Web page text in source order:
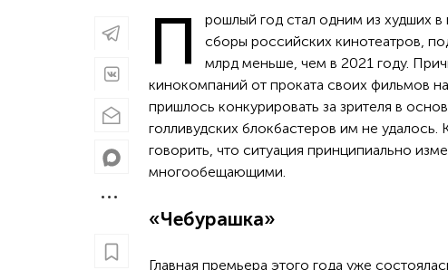
П
рошлый год стал одним из худших
сборы российских кинотеатров,
млрд меньше, чем в 2021 году.
кинокомпаний от проката своих фильмов
пришлось конкурировать за зрителя в
голливудских блокбастеров им не
говорить, что ситуация принципиально
многообещающими.
«Чебурашка»
Главная премьера этого года уже